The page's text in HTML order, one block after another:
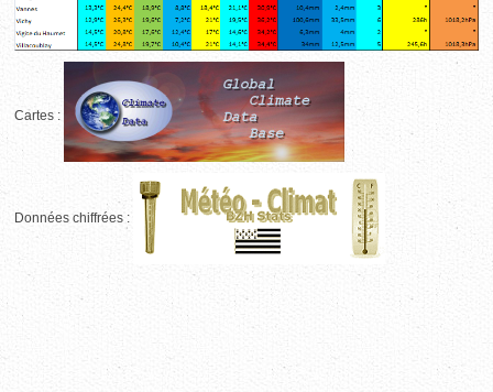
Cartes :
Données chiffrées :